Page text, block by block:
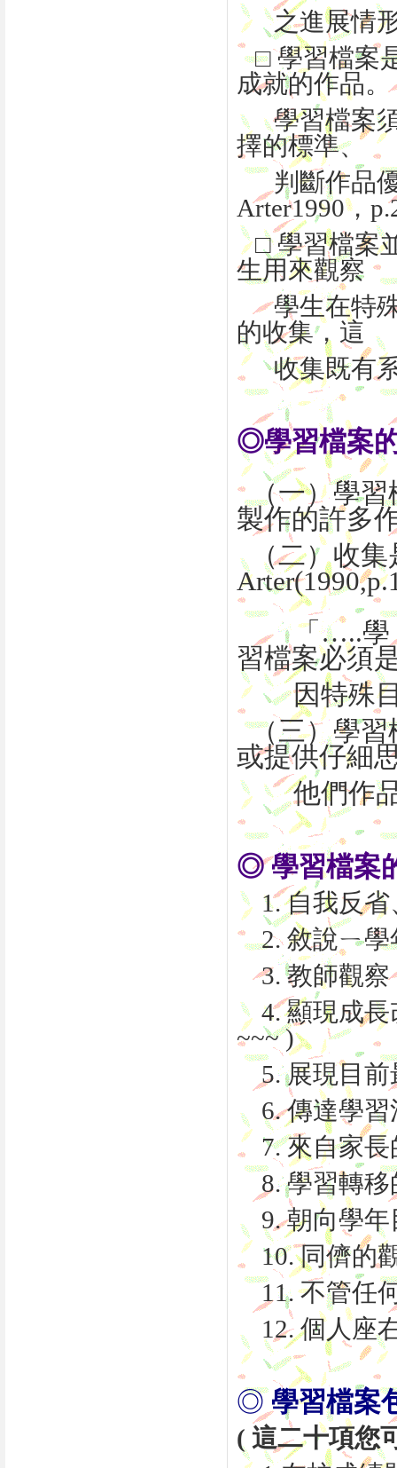
之進展情形
□ 學習檔案
成就的作品。
學習檔案須
擇的標準、
判斷作品優
Arter1990，
□ 學習檔案
生用來觀察
學生在特殊
的收集，這
收集既有系
◎學習檔案
（一）學習
製作的許多
（二）收集
「…..學 習
習檔案必須
因特殊目
（三）學習
或提供仔
他們作品
◎ 學習檔案
1. 自我反省
2. 敘說ㄧ學
3. 教師觀察
4. 顯現成長
~~~ )
5. 展現目前
6. 傳達學習
7. 來自家長
8. 學習轉移
9. 朝向學年
10. 同儕的
11. 不管任
12. 個人座
◎學習檔案
( 這二十項您